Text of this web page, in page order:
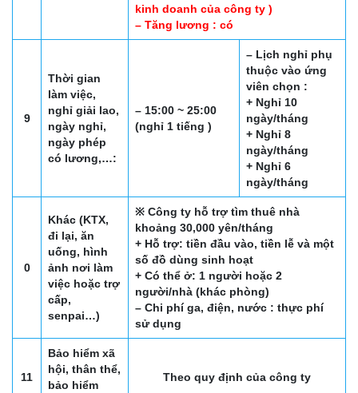
kinh doanh của công ty )
– Tăng lương : có
9
Thời gian
làm việc,
nghỉ giải lao,
ngày nghỉ,
ngày phép
có lương,…:
– 15:00 ~ 25:00
(nghỉ 1 tiếng )
– Lịch nghỉ phụ
thuộc vào ứng
viên chọn :
+ Nghỉ 10
ngày/tháng
+ Nghỉ 8
ngày/tháng
+ Nghỉ 6
ngày/tháng
0
Khác (KTX,
đi lại, ăn
uống, hình
ảnh nơi làm
việc hoặc trợ
cấp,
senpai…)
※ Công ty hỗ trợ tìm thuê nhà
khoảng 30,000 yên/tháng
+ Hỗ trợ: tiền đầu vào, tiền lễ và một
số đồ dùng sinh hoạt
+ Có thể ở: 1 người hoặc 2
người/nhà (khác phòng)
– Chi phí ga, điện, nước : thực phí
sử dụng
11
Bảo hiểm xã
hội, thân thể,
bảo hiểm
Theo quy định của công ty